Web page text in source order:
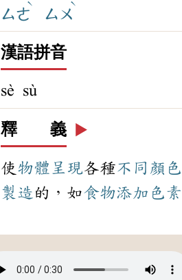
ㄙㄜ
ˋ
ㄙㄨ
ˋ
漢語拼音
sè sù
釋 義 ▶️
使 物體 呈現各種不同 顏色
製造 的，如食物添加 色素